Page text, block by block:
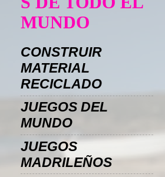
MUNDO
CONSTRUIR
MATERIAL
RECICLADO
JUEGOS DEL
MUNDO
JUEGOS
MADRILEÑOS